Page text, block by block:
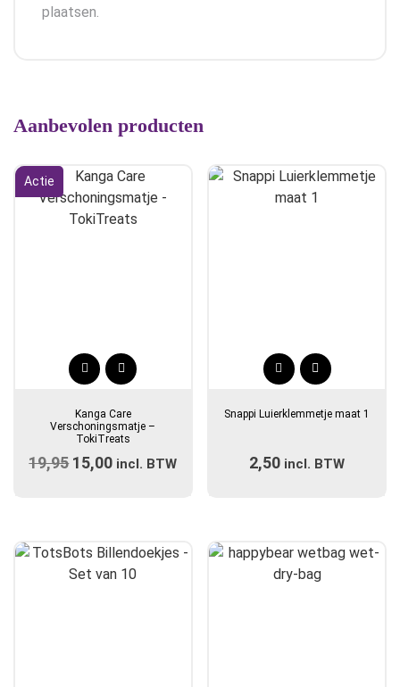
plaatsen.
Aanbevolen producten
Actie
Kanga Care
Verschoningsmatje –
TokiTreats
19,95 Oorspronkelijke
15,00 Huidige
incl. BTW
Dit
heeft
variaties.
gekozen
worden
Snappi Luierklemmetje maat 1
2,50 incl. BTW